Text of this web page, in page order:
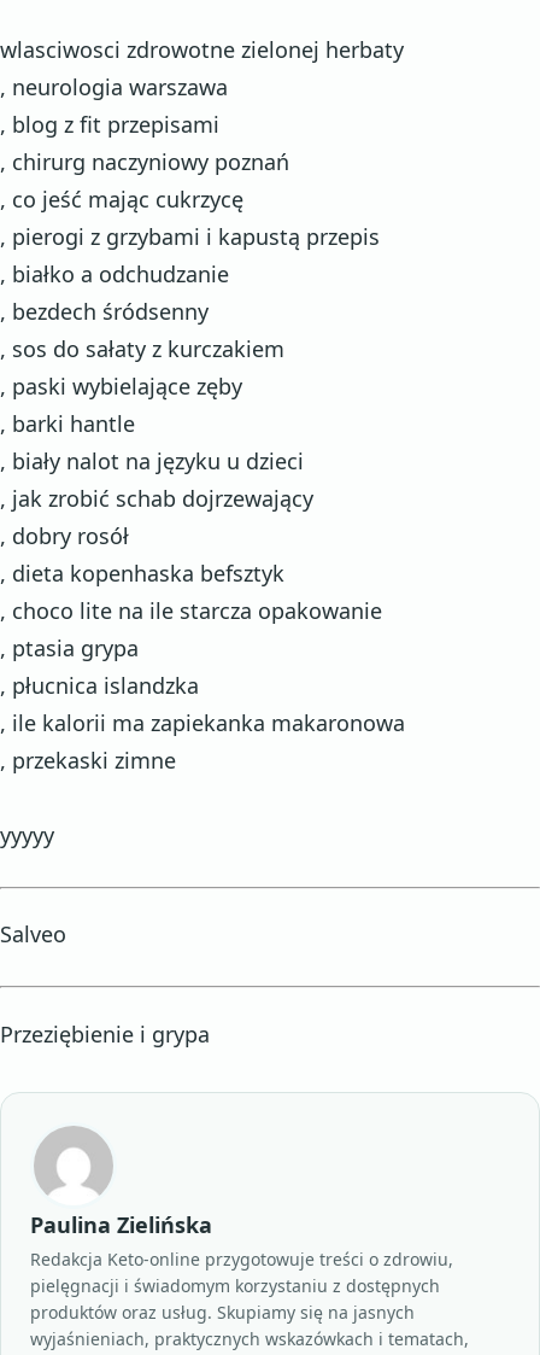
wlasciwosci zdrowotne zielonej herbaty
, neurologia warszawa
, blog z fit przepisami
, chirurg naczyniowy poznań
, co jeść mając cukrzycę
, pierogi z grzybami i kapustą przepis
, białko a odchudzanie
, bezdech śródsenny
, sos do sałaty z kurczakiem
, paski wybielające zęby
, barki hantle
, biały nalot na języku u dzieci
, jak zrobić schab dojrzewający
, dobry rosół
, dieta kopenhaska befsztyk
, choco lite na ile starcza opakowanie
, ptasia grypa
, płucnica islandzka
, ile kalorii ma zapiekanka makaronowa
, przekaski zimne
yyyyy
Salveo
Przeziębienie i grypa
Paulina Zielińska
Redakcja Keto-online przygotowuje treści o zdrowiu,
pielęgnacji i świadomym korzystaniu z dostępnych
produktów oraz usług. Skupiamy się na jasnych
wyjaśnieniach, praktycznych wskazówkach i tematach,